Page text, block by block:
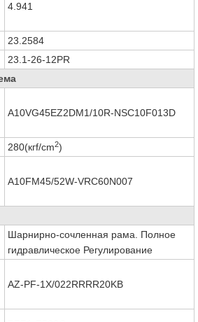
4.941
23.2584
23.1-26-12PR
A10VG45EZ2DM1/10R-NSC10F013D
280(кгf/cm2)
A10FM45/52W-VRC60N007
Шарнирно-сочленная рама. Полное
гидравлическое Регулирование
AZ-PF-1X/022RRRR20KB